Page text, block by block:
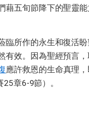
藉五旬節降下的聖靈
臨所作的永生和復活盼
有效。因為聖經預言
應許救恩的生命真理
25章6-9節）。